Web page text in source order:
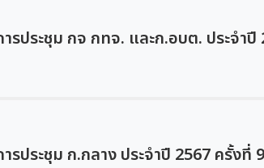
รประชุม กจ กทจ. และก.อบต. ประจำปี
รประชุม ก.กลาง ประจำปี 2567 ครั้งที่